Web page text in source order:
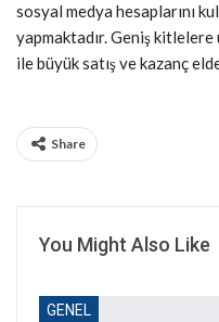
sosyal medya hesaplarını
yapmaktadır. Geniş kitlelere
ile büyük satış ve kazanç
Share
You Might Also Like
GENEL